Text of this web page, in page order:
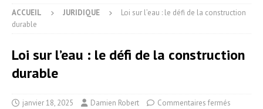
ACCUEIL JURIDIQUE
Loi sur l’eau : le défi de la construction
durable
Loi sur l’eau : le défi de la construction
durable
janvier 18, 2025 Damien Robert Commentaires fermés